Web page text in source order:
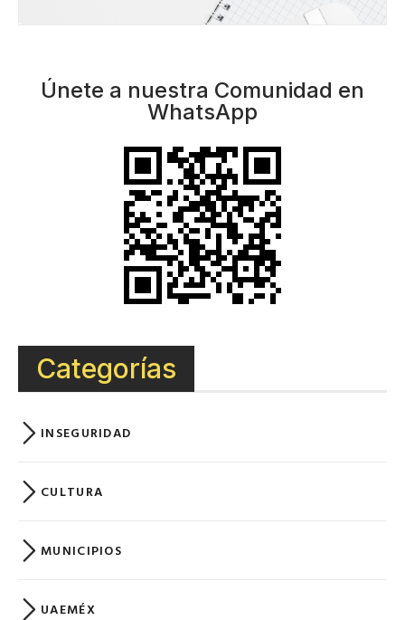
Únete a nuestra Comunidad en
WhatsApp
Categorías
INSEGURIDAD
CULTURA
MUNICIPIOS
UAEMÉX